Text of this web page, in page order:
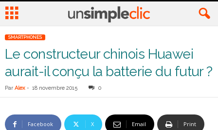
SMARTPHONES
Le constructeur chinois Huawei
aurait-il conçu la batterie du futur ?
Par Alex - 18 novembre 2015 0
Facebook X Email Print